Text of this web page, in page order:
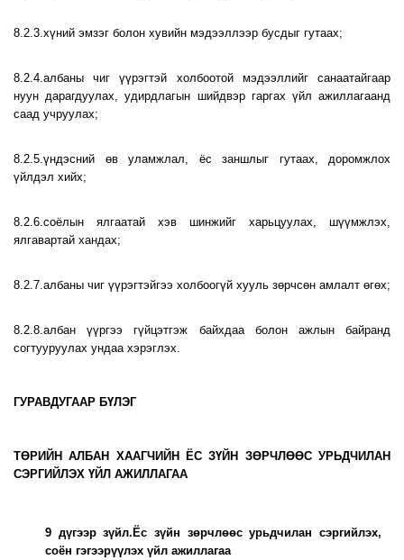
8.2.3.хүний эмзэг болон хувийн мэдээллээр бусдыг гутаах;
8.2.4.албаны чиг үүрэгтэй холбоотой мэдээллийг санаатайгаар
нуун дарагдуулах, удирдлагын шийдвэр гаргах үйл ажиллагаанд
саад учруулах;
8.2.5.үндэсний өв уламжлал, ёс заншлыг гутаах, доромжлох
үйлдэл хийх;
8.2.6.соёлын ялгаатай хэв шинжийг харьцуулах, шүүмжлэх,
ялгавартай хандах;
8.2.7.албаны чиг үүрэгтэйгээ холбоогүй хууль зөрчсөн амлалт өгөх;
8.2.8.албан үүргээ гүйцэтгэж байхдаа болон ажлын байранд
согтууруулах ундаа хэрэглэх.
ГУРАВДУГААР БҮЛЭГ
ТӨРИЙН АЛБАН ХААГЧИЙН ЁС ЗҮЙН ЗӨРЧЛӨӨС УРЬДЧИЛАН
СЭРГИЙЛЭХ ҮЙЛ АЖИЛЛАГАА
9 дүгээр зүйл.Ёс зүйн зөрчлөөс урьдчилан сэргийлэх,
соён гэгээрүүлэх үйл ажиллагаа